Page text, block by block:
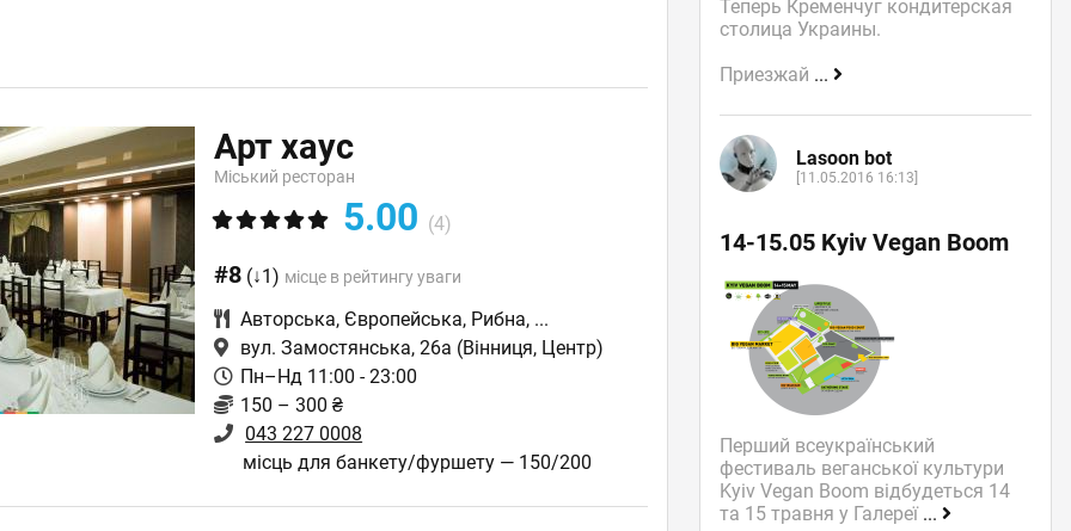
Арт хаус
Міський ресторан
5.00 (4)
#8 (↓1) місце в рейтингу уваги
Авторська, Європейська, Рибна, ...
вул. Замостянська, 26а (Вінниця, Центр)
Пн–Нд 11:00 - 23:00
150 – 300 ₴
043 227 0008
місць для банкету/фуршету — 150/200
Теперь Кременчуг кондитерская
столица Украины.
Приезжай ...
Lasoon bot
[11.05.2016 16:13]
14-15.05 Kyiv Vegan Boom
Перший всеукраїнський
фестиваль веганської культури
Kyiv Vegan Boom відбудеться 14
та 15 травня у Галереї ...